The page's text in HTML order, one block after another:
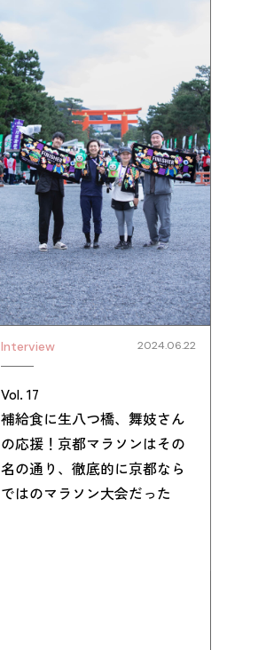
Interview 2024.06.22
Vol. 17
補給食に生八つ橋、舞妓さん
の応援！京都マラソンはその
名の通り、徹底的に京都なら
ではのマラソン大会だった